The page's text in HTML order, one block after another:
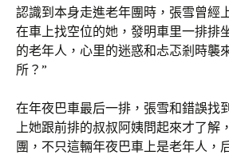
認識到本身走進老年團時，張雪曾經
在車上找空位的她，發明車里一排排
的老年人，心里的迷惑和忐忑剎時襲
所？”
在年夜巴車最后一排，張雪和錯誤找
上她跟前排的叔叔阿姨問起來才了解
團，不只這輛年夜巴車上是老年人，